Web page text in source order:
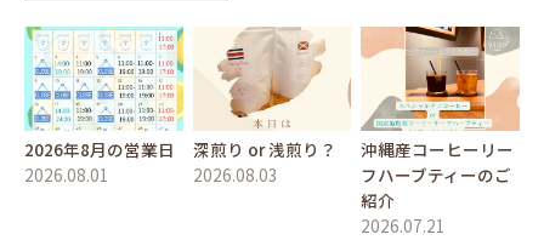
2026年8月の営業日
2026.08.01
深煎り or 浅煎り？
2026.08.03
沖縄産コーヒーリー
フハーブティーのご
紹介
2026.07.21